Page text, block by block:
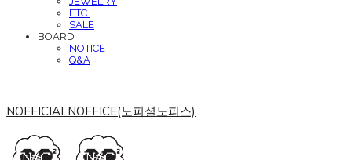
ETC.
SALE
BOARD
NOTICE
Q&A
NOFFICIALNOFFICE(노피셜노피스)